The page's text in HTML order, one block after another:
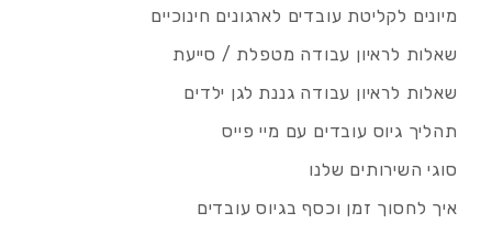
מיונים לקליטת עובדים לארגונים חינוכיים
שאלות לראיון עבודה מטפלת / סייעת
שאלות לראיון עבודה גננת לגן ילדים
תהליך גיוס עובדים עם מיי פייס
סוגי השירותים שלנו
איך לחסוך זמן וכסף בגיוס עובדים